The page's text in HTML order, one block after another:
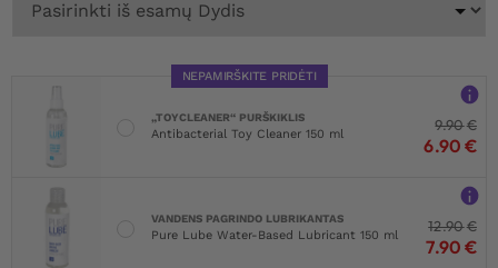
NEPAMIRŠKITE PRIDĖTI
„TOYCLEANER“ PURŠKIKLIS
Antibacterial Toy Cleaner 150 ml
9.90€
6.90 €
VANDENS PAGRINDO LUBRIKANTAS
Pure Lube Water-Based Lubricant 150 ml
12.90€
7.90 €